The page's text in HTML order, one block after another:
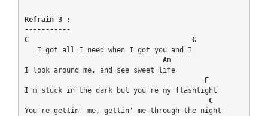
Refrain 3 :
-----------
C                                       G
   I got all I need when I got you and I
      Am
I look around me, and see sweet life
   F
I'm stuck in the dark but you're my flashlight
C
You're gettin' me, gettin' me through the night